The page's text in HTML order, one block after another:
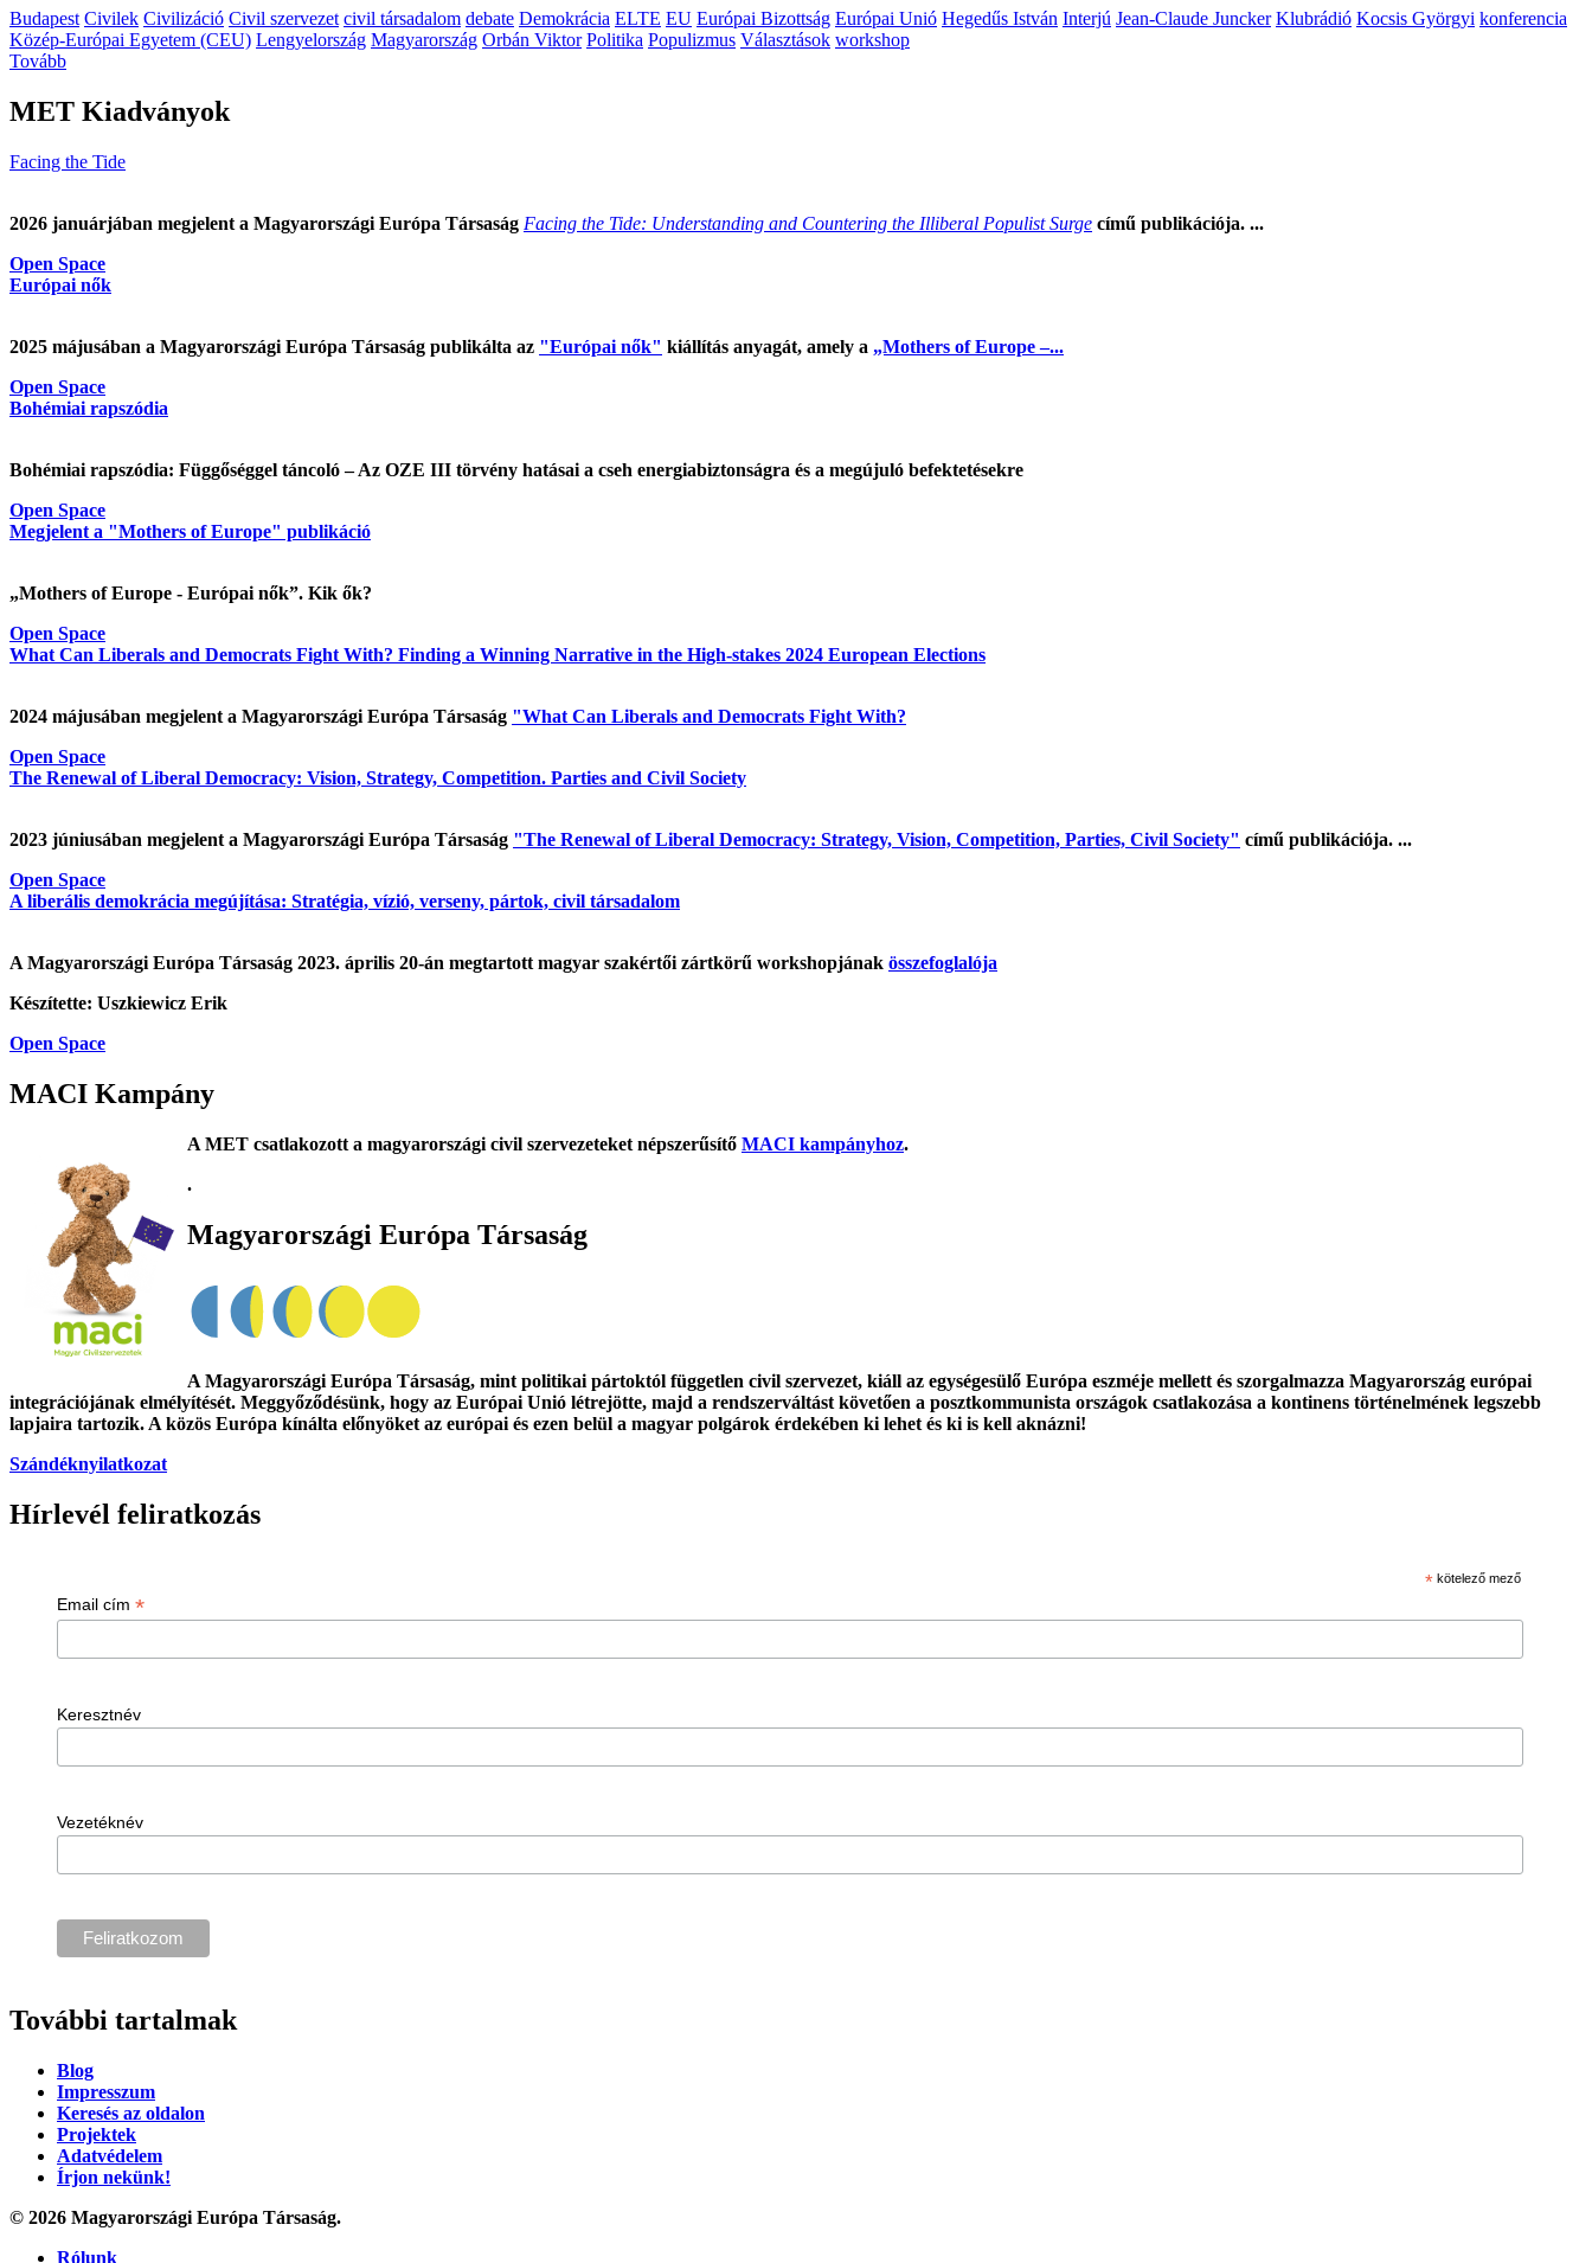
Budapest Civilek Civilizáció Civil szervezet civil társadalom debate Demokrácia ELTE EU Európai Bizottság Európai Unió Hegedűs István Interjú Jean-Claude Juncker Klubrádió Kocsis Györgyi konferencia
Közép-Európai Egyetem (CEU) Lengyelország Magyarország Orbán Viktor Politika Populizmus Választások workshop
Tovább
MET Kiadványok
Facing the Tide
2026 januárjában megjelent a Magyarországi Európa Társaság Facing the Tide: Understanding and Countering the Illiberal Populist Surge című publikációja. ...
Open Space
Európai nők
2025 májusában a Magyarországi Európa Társaság publikálta az "Európai nők" kiállítás anyagát, amely a „Mothers of Europe –...
Open Space
Bohémiai rapszódia
Bohémiai rapszódia: Függőséggel táncoló – Az OZE III törvény hatásai a cseh energiabiztonságra és a megújuló befektetésekre
Open Space
Megjelent a "Mothers of Europe" publikáció
„Mothers of Europe - Európai nők”. Kik ők?
Open Space
What Can Liberals and Democrats Fight With? Finding a Winning Narrative in the High-stakes 2024 European Elections
2024 májusában megjelent a Magyarországi Európa Társaság "What Can Liberals and Democrats Fight With?
Open Space
The Renewal of Liberal Democracy: Vision, Strategy, Competition. Parties and Civil Society
2023 júniusában megjelent a Magyarországi Európa Társaság "The Renewal of Liberal Democracy: Strategy, Vision, Competition, Parties, Civil Society" című publikációja. ...
Open Space
A liberális demokrácia megújítása: Stratégia, vízió, verseny, pártok, civil társadalom
A Magyarországi Európa Társaság 2023. április 20-án megtartott magyar szakértői zártkörű workshopjának összefoglalója
Készítette: Uszkiewicz Erik
Open Space
MACI Kampány
A MET csatlakozott a magyarországi civil szervezeteket népszerűsítő MACI kampányhoz.
.
Magyarországi Európa Társaság
A Magyarországi Európa Társaság, mint politikai pártoktól független civil szervezet, kiáll az egységesülő Európa eszméje mellett és szorgalmazza Magyarország európai
integrációjának elmélyítését. Meggyőződésünk, hogy az Európai Unió létrejötte, majd a rendszerváltást követően a posztkommunista országok csatlakozása a kontinens történelmének legszebb
lapjaira tartozik. A közös Európa kínálta előnyöket az európai és ezen belül a magyar polgárok érdekében ki lehet és ki is kell aknázni!
Szándéknyilatkozat
Hírlevél feliratkozás
* kötelező mező
Email cím *
Keresztnév
Vezetéknév
További tartalmak
Blog
Impresszum
Keresés az oldalon
Projektek
Adatvédelem
Írjon nekünk!
© 2026 Magyarországi Európa Társaság.
Rólunk